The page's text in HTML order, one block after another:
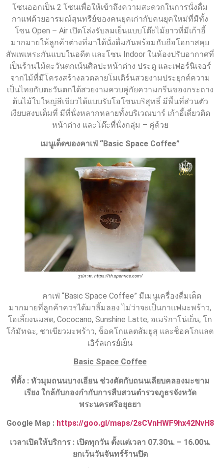
โซนออกเป็น 2 โซนเพื่อให้เข้าถึงความสะดวกในการนั่งดื่ม
กาแฟด้วยอารมณ์สุนทรีย์ของคนยุคเก่ากับคนยุคใหม่ที่มีทั้ง
โซน Open – Air เปิดโล่งรับลมเย็นแบบโต๊ะไม้ยาวที่มีเก้าอี้
มากมายให้ลูกค้าต่างที่มาได้นั่งดื่มกันพร้อมกับถือโอกาสคุย
สัพเพเหระกันแบบในอดีต และโซน Indoor ในห้องปรับอากาศที่
เป็นร้านไม้ตะวันตกเน้นศิลปะหน้าต่าง ประตู และเฟอร์นิเจอร์
จากไม้ที่มีโครงสร้างลวดลายโมเดิร์นสวยงามประยุกต์ความ
เป็นไทยกับตะวันตกได้สวยงามควบคู่กัยความกรีนของกระถาง
ต้นไม้ใบใหญ่สีเขียวได้แบบรับโอโซนบริสุทธิ์ มีพื้นที่ส่วนตัว
เงียบสงบเต็มที่ มีที่นั่งหลากหลายทั้งบริเวณบาร์ เก้าอี้เดี่ยวติด
หน้าต่าง และโต๊ะที่นั่งกลุ่ม – คู่ด้วย
เมนูเด็ดของคาเฟ่ “Basic Space Coffee”
รูปภาพ : https://th.openrice.com/
คาเฟ่ “Basic Space Coffee” มีเมนูเครื่องดื่มเด็ด
มากมายที่ลูกค้าควรได้มาลิ้มลอง ไม่ว่าจะเป็นกาแฟมะพร้าว,
โอเลี้ยงนมสด, Cococano, Sunshine Latte, อเมริกาโน่เย็น, โก
โก้มัทฉะ, ชาเขียวมะพร้าว, ช็อคโกแลตส้มยูสุ และช็อคโกแลต
เอิร์ลเกรย์เย็น
Basic Space Coffee
ที่ตั้ง : หัวมุมถนนบางเอียน ช่วงตัดกับถนนเลียบคลองมะขาม
เรียง ใกล้กับกองกำกับการสืบสวนตำรวจภูธรจังหวัด
พระนครศรีอยุธยา
Google Map : https://goo.gl/maps/2sCVnHWF9hx42NvH8
เวลาเปิดให้บริการ : เปิดทุกวัน ตั้งแต่เวลา 07.30น. – 16.00น.
ยกเว้นวันจันทร์ร้านปิด